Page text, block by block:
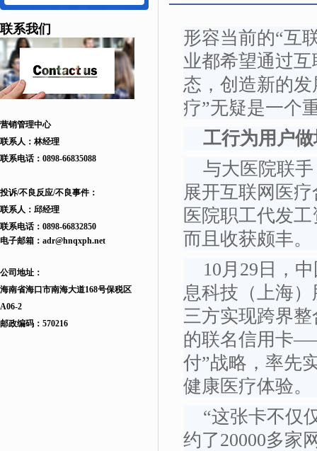
联系我们
营销管理中心
联系人：林经理
联系电话： 0898-66835088
投诉/不良反应/不良事件：
联系人：邱经理
联系电话： 0898-66832850
电子邮箱： adr@hnqxph.net
公司地址：
海南省海口市南海大道168号保税区
A06-2
邮政编码：570216
形容当前的“互
业都希望通过
态，创造新的
疗”无疑是一个
工行为用户
与大医院联手
展开互联网医
医院职工代发
而且收获颇丰。
10月29日，中
息科技（上海
三方实现跨界
的联名信用卡
付”战略，率先
健康医疗体验。
“这张卡不仅
约了20000多家